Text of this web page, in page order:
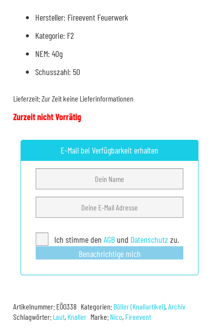
Hersteller: Fireevent Feuerwerk
Kategorie: F2
NEM: 40g
Schusszahl: 50
Lieferzeit:Zur Zeit keine Lieferinformationen
Zurzeit nicht Vorrätig
E-Mail bei Verfügbarkeit erhalten
Ich stimme denAGB und Datenschutz zu.
Benachrichtige mich
Artikelnummer: EÖ0338 Kategorien: Böller (Knallartikel),Archiv
Schlagwörter: Laut, Knaller Marke: Nico, Fireevent